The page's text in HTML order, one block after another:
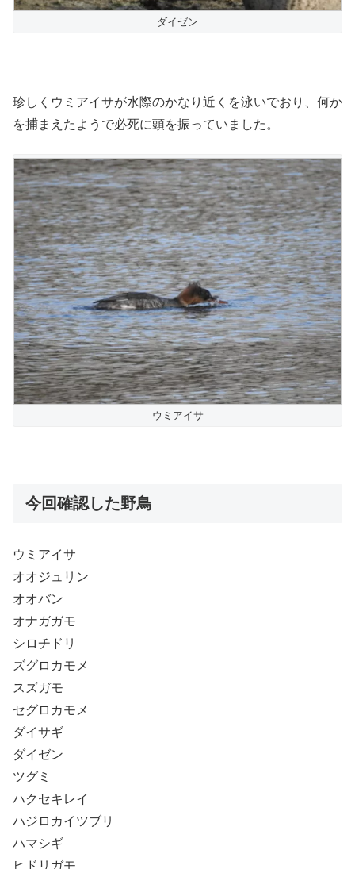
ダイゼン
珍しくウミアイサが水際のかなり近くを泳いでおり、何か
を捕まえたようで必死に頭を振っていました。
ウミアイサ
今回確認した野鳥
ウミアイサ
オオジュリン
オオバン
オナガガモ
シロチドリ
ズグロカモメ
スズガモ
セグロカモメ
ダイサギ
ダイゼン
ツグミ
ハクセキレイ
ハジロカイツブリ
ハマシギ
ヒドリガモ